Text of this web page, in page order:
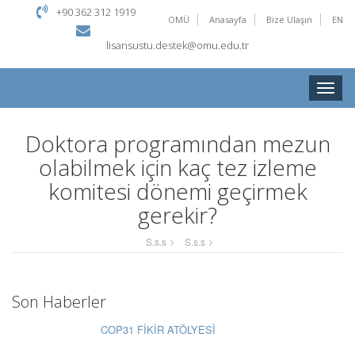
OMÜ Anasayfa Bize Ulaşın EN
+90 362 312 1919
lisansustu.destek@omu.edu.tr
Toggle
Doktora programından mezun
olabilmek için kaç tez izleme
komitesi dönemi geçirmek
gerekir?
S.s.s S.s.s
Son Haberler
COP31 FİKİR ATÖLYESİ